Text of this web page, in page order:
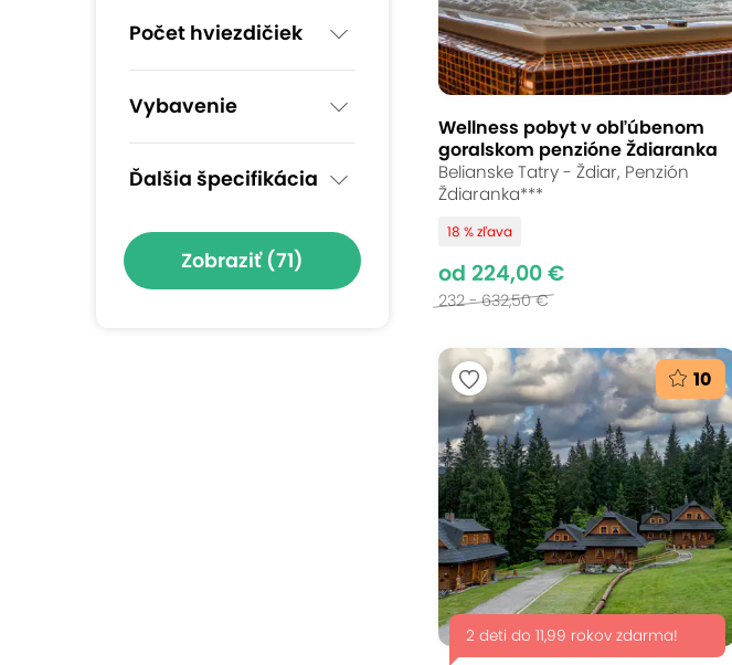
Počet hviezdičiek
Vybavenie
Ďalšia špecifikácia
Zobraziť (71)
Wellness pobyt v obľúbenom
goralskom penzióne Ždiaranka
Belianske Tatry - Ždiar, Penzión
Ždiaranka***
18 % zľava
od 224,00 €
232 - 632,50 €
10
2 deti do 11,99 rokov zdarma!